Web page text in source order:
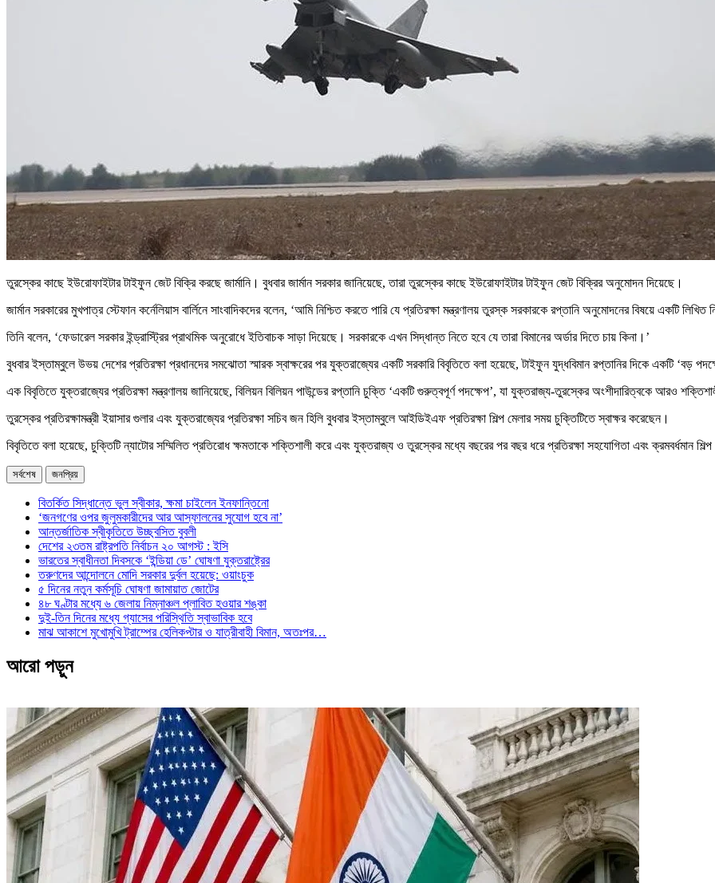
তুরস্কের কাছে ইউরোফাইটার টাইফুন জেট বিক্রি করছে জার্মানি। বুধবার জার্মান সরকার জানিয়েছে, তারা তুরস্কের কাছে ইউরোফাইটার টাইফুন জেট বিক্রির অনুমোদন দিয়েছে।
জার্মান সরকারের মুখপাত্র স্টেফান কর্নেলিয়াস বার্লিনে সাংবাদিকদের বলেন, ‘আমি নিশ্চিত করতে পারি যে প্রতিরক্ষা মন্ত্রণালয় তুরস্ক সরকারকে রপ্তানি অনুমোদনের বিষয়ে একটি লিখিত
তিনি বলেন, ‘ফেডারেল সরকার ইন্ড্রাস্ট্রির প্রাথমিক অনুরোধে ইতিবাচক সাড়া দিয়েছে। সরকারকে এখন সিদ্ধান্ত নিতে হবে যে তারা বিমানের অর্ডার দিতে চায় কিনা।’
বুধবার ইস্তাম্বুলে উভয় দেশের প্রতিরক্ষা প্রধানদের সমঝোতা স্মারক স্বাক্ষরের পর যুক্তরাজ্যের একটি সরকারি বিবৃতিতে বলা হয়েছে, টাইফুন যুদ্ধবিমান রপ্তানির দিকে একটি ‘বড়
এক বিবৃতিতে যুক্তরাজ্যের প্রতিরক্ষা মন্ত্রণালয় জানিয়েছে, বিলিয়ন বিলিয়ন পাউন্ডের রপ্তানি চুক্তি ‘একটি গুরুত্বপূর্ণ পদক্ষেপ’, যা যুক্তরাজ্য-তুরস্কের অংশীদারিত্বকে আরও
তুরস্কের প্রতিরক্ষামন্ত্রী ইয়াসার গুলার এবং যুক্তরাজ্যের প্রতিরক্ষা সচিব জন হিলি বুধবার ইস্তাম্বুলে আইডিইএফ প্রতিরক্ষা শিল্প মেলার সময় চুক্তিটিতে স্বাক্ষর করেছেন।
বিবৃতিতে বলা হয়েছে, চুক্তিটি ন্যাটোর সম্মিলিত প্রতিরোধ ক্ষমতাকে শক্তিশালী করে এবং যুক্তরাজ্য ও তুরস্কের মধ্যে বছরের পর বছর ধরে প্রতিরক্ষা সহযোগিতা এবং ক্রমবর্ধমান
সর্বশেষ জনপ্রিয়
বিতর্কিত সিদ্ধান্তে ভুল স্বীকার, ক্ষমা চাইলেন ইনফান্তিনো
‘জনগণের ওপর জুলুমকারীদের আর আস্ফালনের সুযোগ হবে না’
আন্তর্জাতিক স্বীকৃতিতে উচ্ছ্বসিত বুবলী
দেশের ২৩তম রাষ্ট্রপতি নির্বাচন ২০ আগস্ট : ইসি
ভারতের স্বাধীনতা দিবসকে ‘ইন্ডিয়া ডে’ ঘোষণা যুক্তরাষ্ট্রের
তরুণদের আন্দোলনে মোদি সরকার দুর্বল হয়েছে: ওয়াংচুক
৫ দিনের নতুন কর্মসূচি ঘোষণা জামায়াত জোটের
৪৮ ঘণ্টার মধ্যে ৬ জেলায় নিম্নাঞ্চল প্লাবিত হওয়ার শঙ্কা
দুই-তিন দিনের মধ্যে গ্যাসের পরিস্থিতি স্বাভাবিক হবে
মাঝ আকাশে মুখোমুখি ট্রাম্পের হেলিকপ্টার ও যাত্রীবাহী বিমান, অতঃপর…
আরো পড়ুন